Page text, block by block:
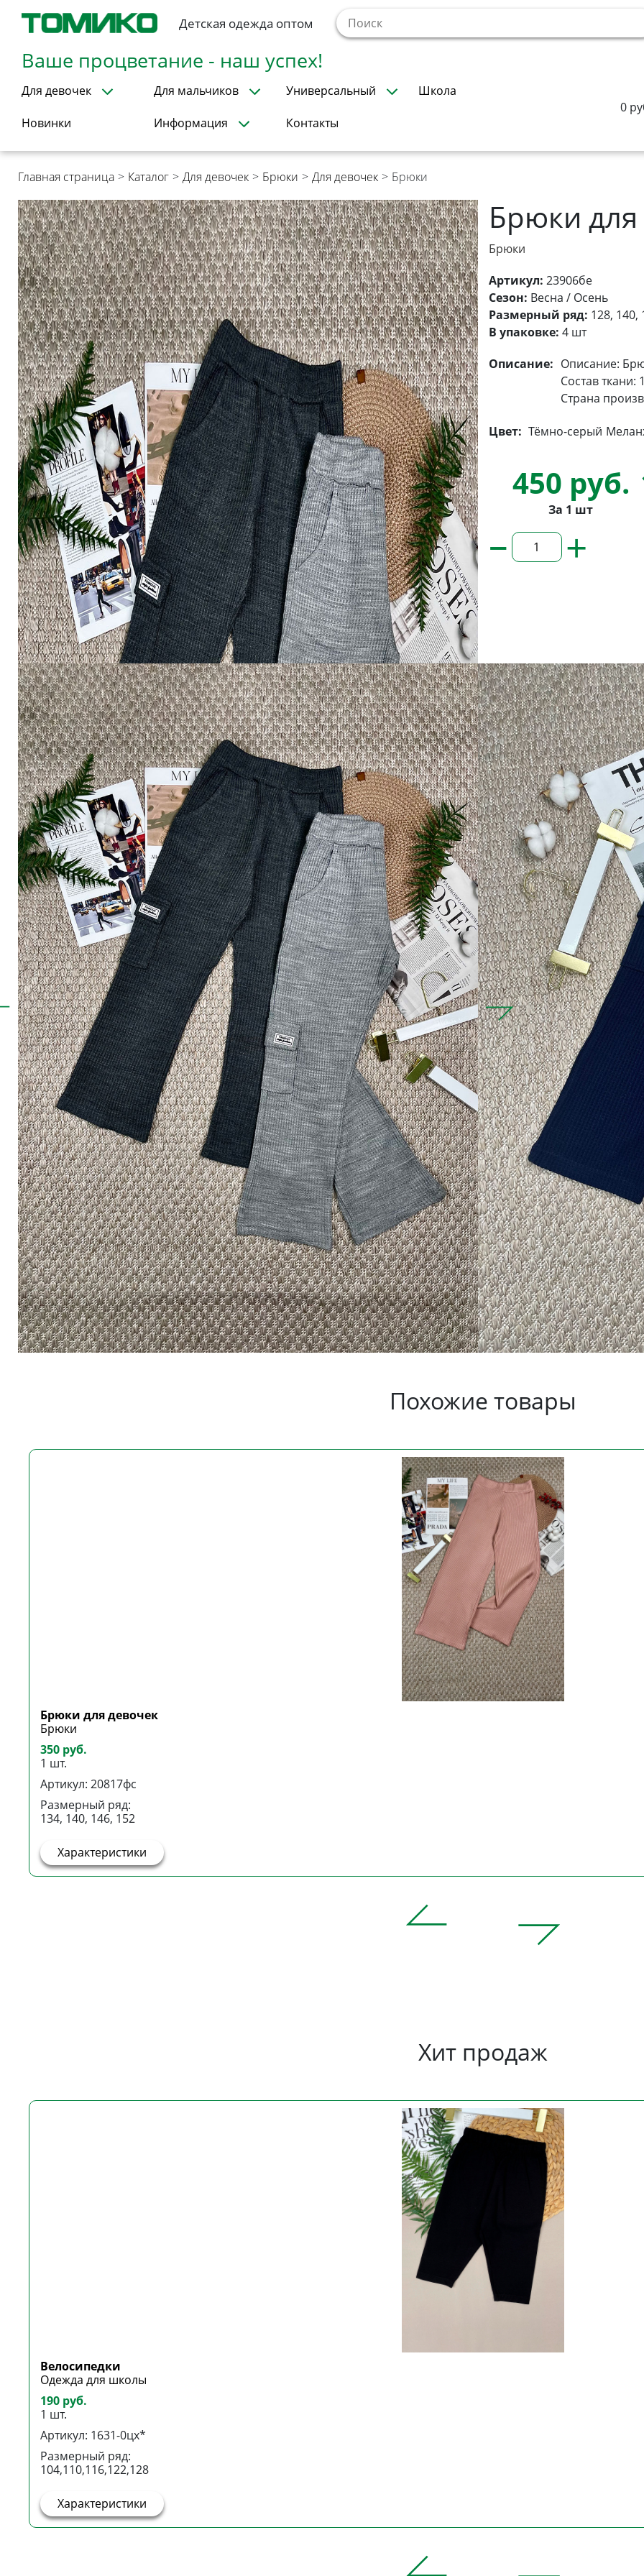
Детская одежда оптом
Ваше процветание - наш успех!
Для девочек Для мальчиков Универсальный Школа
Новинки Информация Контакты
0
Главная страница > Каталог > Для девочек > Брюки > Для девочек > Брюки
Брюки для
Брюки
Артикул: 23906бе
Сезон: Весна / Осень
Размерный ряд: 128, 140,
В упаковке: 4 шт
Описание: Описание:
Состав ткани:
Страна
Цвет: Тёмно-серый
450 руб.
За 1 шт
– +
Похожие товары
Брюки для девочек
Брюки
350 руб.
1 шт.
Артикул: 20817фс
Размерный ряд:
134, 140, 146, 152
Характеристики
Хит продаж
Велосипедки
Одежда для школы
190 руб.
1 шт.
Артикул: 1631-0цх*
Размерный ряд:
104,110,116,122,128
Характеристики